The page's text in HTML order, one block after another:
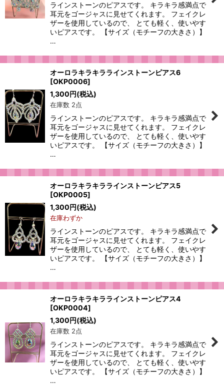
ラインストーンのピアスです。 キラキラ感満点で
耳元をゴージャスに見せてくれます。 フェイクレ
ザーを使用しているので、 とても軽く、使いやす
いピアスです。 【サイズ（モチーフの大きさ）】
…
オーロラキラキララインストーンピアス6
[OKP0006]
1,300円(税込)
在庫数 2点
ラインストーンのピアスです。 キラキラ感満点で
耳元をゴージャスに見せてくれます。 フェイクレ
ザーを使用しているので、 とても軽く、使いやす
いピアスです。 【サイズ（モチーフの大きさ）】
…
オーロラキラキララインストーンピアス5
[OKP0005]
1,300円(税込)
在庫わずか
ラインストーンのピアスです。 キラキラ感満点で
耳元をゴージャスに見せてくれます。 フェイクレ
ザーを使用しているので、 とても軽く、使いやす
いピアスです。 【サイズ（モチーフの大きさ）】
…
オーロラキラキララインストーンピアス4
[OKP0004]
1,300円(税込)
在庫数 2点
ラインストーンのピアスです。 キラキラ感満点で
耳元をゴージャスに見せてくれます。 フェイクレ
ザーを使用しているので、 とても軽く、使いやす
いピアスです。 【サイズ（モチーフの大きさ）】
…